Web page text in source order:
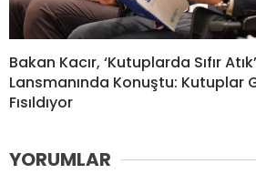
Bakan Kacır, ‘Kutuplarda Sıfır
Lansmanında Konuştu: Kutuplar
Fısıldıyor
YORUMLAR